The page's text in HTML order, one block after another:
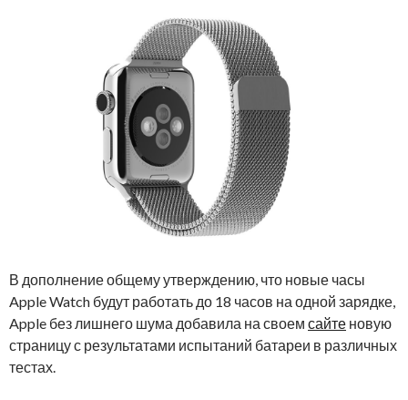
В дополнение общему утверждению, что новые часы
Apple Watch будут работать до 18 часов на одной зарядке,
Apple без лишнего шума добавила на своем сайте новую
страницу с результатами испытаний батареи в различных
тестах.